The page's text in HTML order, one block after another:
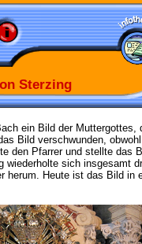
Sterzing
ein Bild der Muttergottes,
Bild verschwunden,
den Pfarrer und stellte das
wiederholte sich insgesamt
herum. Heute ist das Bild in